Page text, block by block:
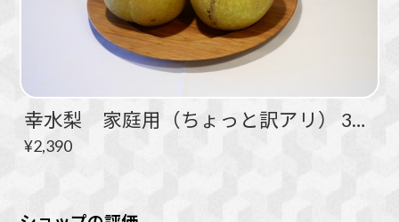
幸水梨 家庭用（ちょっと訳アリ） 3kg ５～９玉
¥2,390